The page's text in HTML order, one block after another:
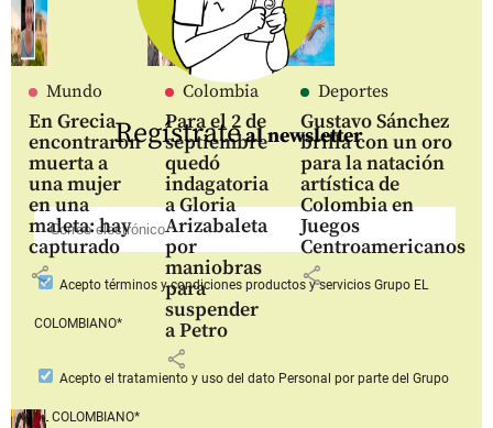
Mundo
En Grecia
encontraron
muerta a
una mujer
en una
maleta: hay
capturado
share
Colombia
Para el 2 de
septiembre
quedó
indagatoria
a Gloria
Arizabaleta
por
maniobras
para
suspender
a Petro
share
Deportes
Gustavo Sánchez
brilla con un oro
para la natación
artística de
Colombia en
Juegos
Centroamericanos
share
Regístrateal newsletter
Aceptotérminos y condiciones productos y serviciosGrupo EL
COLOMBIANO*
Acepto el tratamiento y uso del dato Personal por parte del Grupo
EL COLOMBIANO*